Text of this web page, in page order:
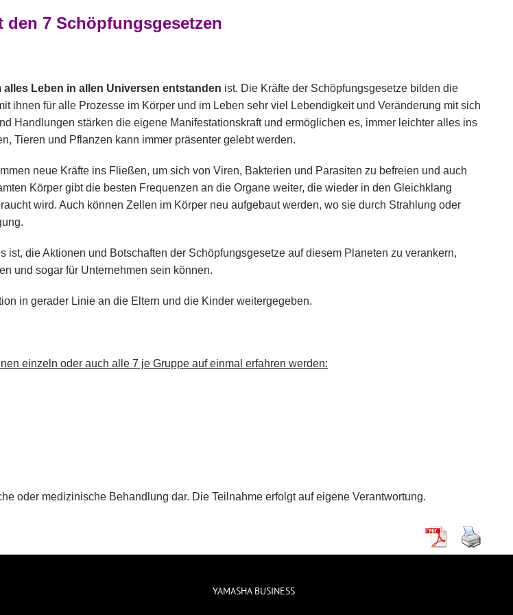
den 7 Schöpfungsgesetzen
Leben in allen Universen entstanden ist. Die Kräfte der Schöpfungsgesetze bilden die
ihnen für alle Prozesse im Körper und im Leben sehr viel Lebendigkeit und Veränderung mit sich
Handlungen stärken die eigene Manifestationskraft und ermöglichen es, immer leichter alles ins
Tieren und Pflanzen kann immer präsenter gelebt werden.
neue Kräfte ins Fließen, um sich von Viren, Bakterien und Parasiten zu befreien und auch
Körper gibt die besten Frequenzen an die Organe weiter, die wieder in den Gleichklang
wird. Auch können Zellen im Körper neu aufgebaut werden, wo sie durch Strahlung oder
ist, die Aktionen und Botschaften der Schöpfungsgesetze auf diesem Planeten zu verankern,
und sogar für Unternehmen sein können.
in gerader Linie an die Eltern und die Kinder weitergegeben.
einzeln oder auch alle 7 je Gruppe auf einmal erfahren werden:
oder medizinische Behandlung dar. Die Teilnahme erfolgt auf eigene Verantwortung.
YAMASHA BUSINESS